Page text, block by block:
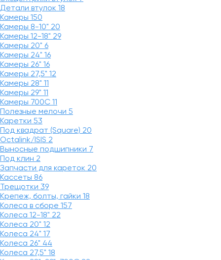
Детали втулок 18
Камеры 150
Камеры 8-10" 20
Камеры 12-18" 29
Камеры 20" 6
Камеры 24" 16
Камеры 26" 16
Камеры 27,5" 12
Камеры 28" 11
Камеры 29" 11
Камеры 700C 11
Полезные мелочи 5
Каретки 53
Под квадрат (Square) 20
Octalink/ISIS 2
Выносные подшипники 7
Под клин 2
Запчасти для кареток 20
Кассеты 86
Трещотки 39
Крепеж, болты, гайки 18
Колеса в сборе 157
Колеса 12-18" 22
Колеса 20" 12
Колеса 24" 17
Колеса 26" 44
Колеса 27,5" 18